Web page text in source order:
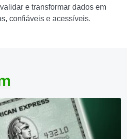
e transformar dados em
confiáveis e acessíveis.